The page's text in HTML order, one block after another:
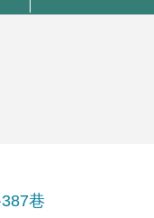
巷